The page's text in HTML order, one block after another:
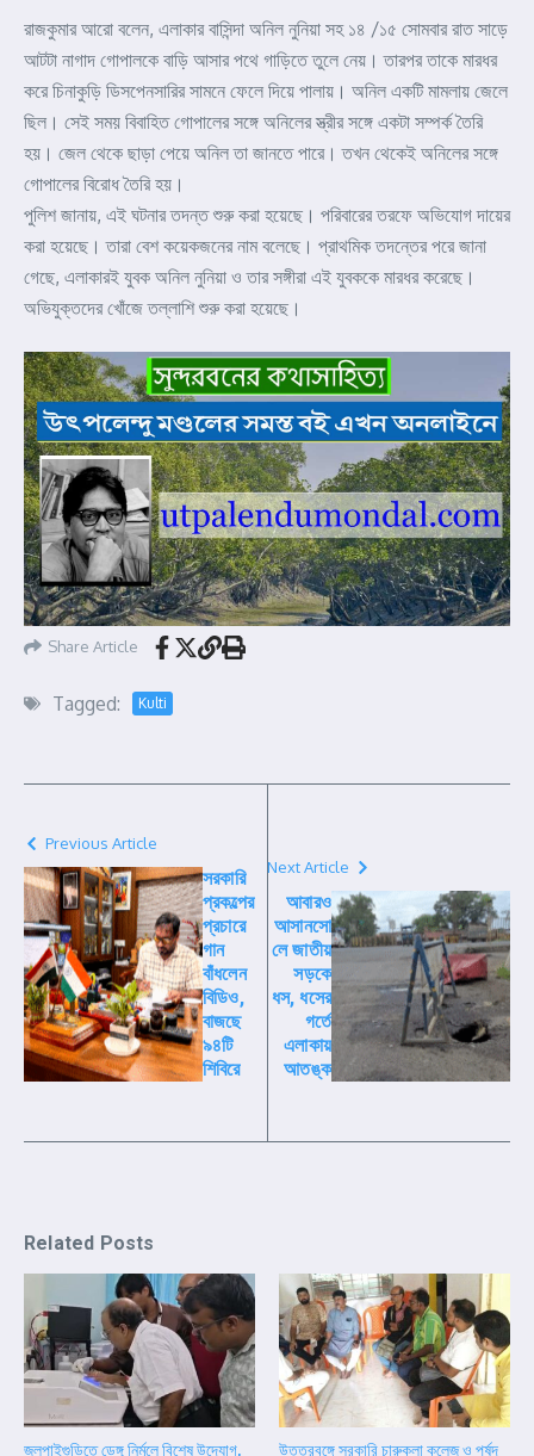
রাজকুমার আরো বলেন, এলাকার বাসিন্দা অনিল নুনিয়া সহ ১৪ /১৫ সোমবার রাত সাড়ে
আটটা নাগাদ গোপালকে বাড়ি আসার পথে গাড়িতে তুলে নেয়। তারপর তাকে মারধর
করে চিনাকুড়ি ডিসপেনসারির সামনে ফেলে দিয়ে পালায়। অনিল একটি মামলায় জেলে
ছিল। সেই সময় বিবাহিত গোপালের সঙ্গে অনিলের স্ত্রীর সঙ্গে একটা সম্পর্ক তৈরি
হয়। জেল থেকে ছাড়া পেয়ে অনিল তা জানতে পারে। তখন থেকেই অনিলের সঙ্গে
গোপালের বিরোধ তৈরি হয়।
পুলিশ জানায়, এই ঘটনার তদন্ত শুরু করা হয়েছে। পরিবারের তরফে অভিযোগ দায়ের
করা হয়েছে। তারা বেশ কয়েকজনের নাম বলেছে। প্রাথমিক তদন্তের পরে জানা
গেছে, এলাকারই যুবক অনিল নুনিয়া ও তার সঙ্গীরা এই যুবককে মারধর করেছে।
অভিযুক্তদের খোঁজে তল্লাশি শুরু করা হয়েছে।
Share Article
Tagged: Kulti
Previous Article
সরকারি
প্রকল্পের
প্রচারে
গান
বাঁধলেন
বিডিও,
বাজছে
৯৪টি
শিবিরে
Next Article
আবারও
আসানসো
লে জাতীয়
সড়কে
ধস, ধসের
গর্তে
এলাকায়
আতঙ্ক
Related Posts
জলপাইগুড়িতে ডেঙ্গু নির্মূলে বিশেষ উদ্যোগ, উত্তরবঙ্গে সরকারি চারুকলা কলেজ ও পর্ষদ